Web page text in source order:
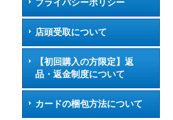
プライバシーポリシー
店頭受取について
【初回購入の方限定】返
品・返金制度について
カードの梱包方法について